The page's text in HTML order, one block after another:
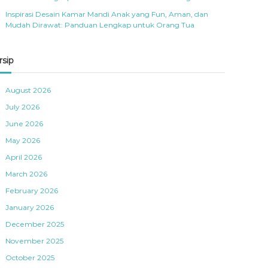
Inspirasi Desain Kamar Mandi Anak yang Fun, Aman, dan
Mudah Dirawat: Panduan Lengkap untuk Orang Tua
August 2026
July 2026
June 2026
May 2026
April 2026
March 2026
February 2026
January 2026
December 2025
November 2025
October 2025